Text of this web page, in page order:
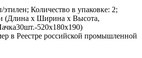
Количество в упаковке: 2;
(Длина х Ширина х Высота,
520х180х190)
в Реестре российской промышленной